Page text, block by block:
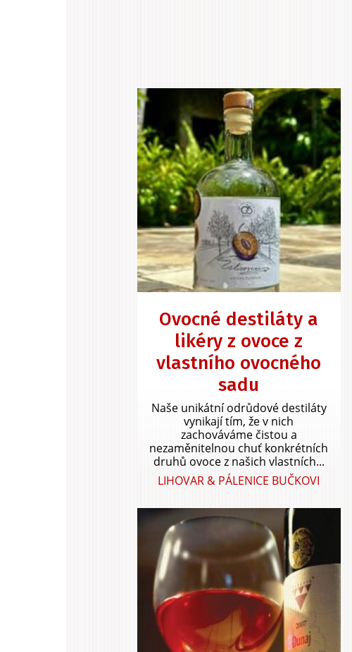
Ovocné destiláty a
likéry z ovoce z
vlastního ovocného
sadu
Naše unikátní odrůdové destiláty
vynikají tím, že v nich
zachováváme čistou a
nezaměnitelnou chuť konkrétních
druhů ovoce z našich vlastních...
LIHOVAR & PÁLENICE BUČKOVI